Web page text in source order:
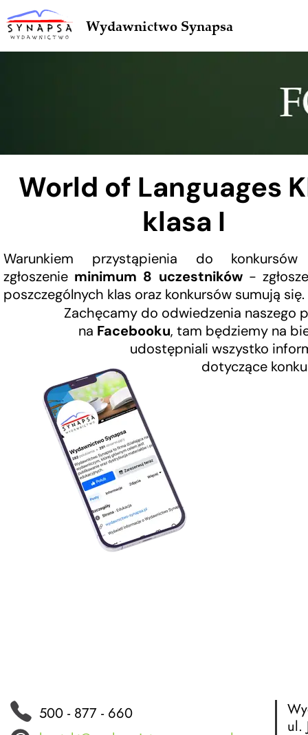
Zachęcamy do odwiedzenia naszego
na Facebooku, tam będziemy na
udostępniali wszystko
dotyczące
Warunkiem przystąpienia do
zgłoszenie minimum 8 uczestników-
poszczególnych klas oraz konkursów sumują się.
klasa I
World of Languages
Wydawnictwo Synapsa
ul.
500 - 877 - 660